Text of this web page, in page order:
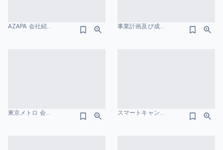
AZAPA 会社紹介資料 会社概要のスライドデザイン 事業計画及び成長可能性に関する説明資料 株式会社AVILEN 会社概要のスライドデザイン
東京メトロ 会社紹介資料 会社概要のスライドデザイン スマートキャンプ 会社紹介資料 会社概要のスライドデザイン